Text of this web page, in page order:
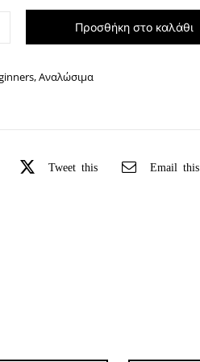
Προσθήκη στο καλάθι
,Αναλώσιμα
Tweet this Email this